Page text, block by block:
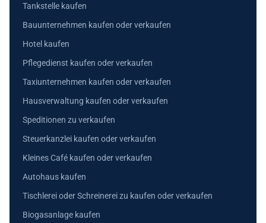
Tankstelle kaufen
Bauunternehmen kaufen oder verkaufen
Hotel kaufen
Pflegedienst kaufen oder verkaufen
Taxiunternehmen kaufen oder verkaufen
Hausverwaltung kaufen oder verkaufen
Speditionen zu verkaufen
Steuerkanzlei kaufen oder verkaufen
Kleines Café kaufen oder verkaufen
Autohaus kaufen
Tischlerei oder Schreinerei zu kaufen oder verkaufen
Biogasanlage kaufen